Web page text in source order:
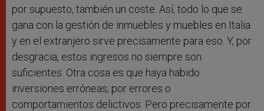
por supuesto, también un coste. Así, todo lo que se
gana con la gestión de inmuebles y muebles en Italia
y en el extranjero sirve precisamente para eso. Y, por
desgracia, estos ingresos no siempre son
suficientes. Otra cosa es que haya habido
inversiones erróneas, por errores o
comportamientos delictivos. Pero precisamente por